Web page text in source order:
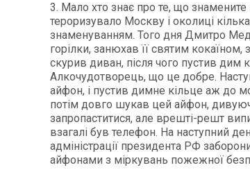
3. Мало хто знає про те, що
тероризувало Москву і околиці
знаменуванням. Того дня Дмитро
горілки, занюхав її святим кокаїном,
скурив диван, після чого пустив дим
Алкочудотворець, що це добре.
айфон, і пустив димне кільце аж до
потім довго шукав цей айфон,
запропаститися, але врешті-решт
взагалі був телефон. На наступний
адміністрації президента РФ
айфонами з міркувань пожежної